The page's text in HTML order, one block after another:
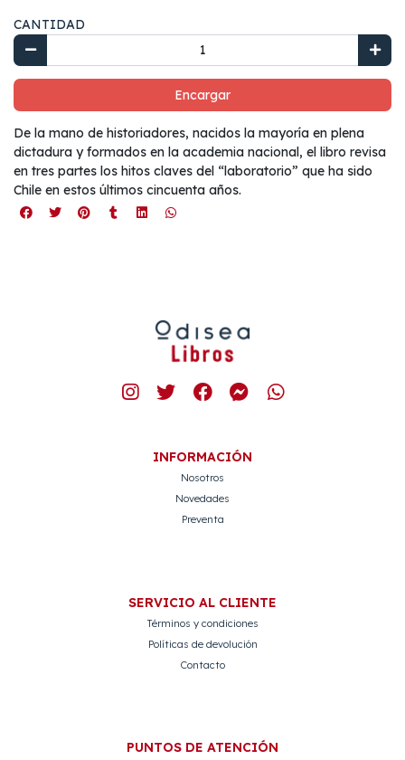
CANTIDAD
Encargar
De la mano de historiadores, nacidos la mayoría en plena
dictadura y formados en la academia nacional, el libro revisa
en tres partes los hitos claves del “laboratorio” que ha sido
Chile en estos últimos cincuenta años.
INFORMACIÓN
Nosotros
Novedades
Preventa
SERVICIO AL CLIENTE
Términos y condiciones
Políticas de devolución
Contacto
PUNTOS DE ATENCIÓN